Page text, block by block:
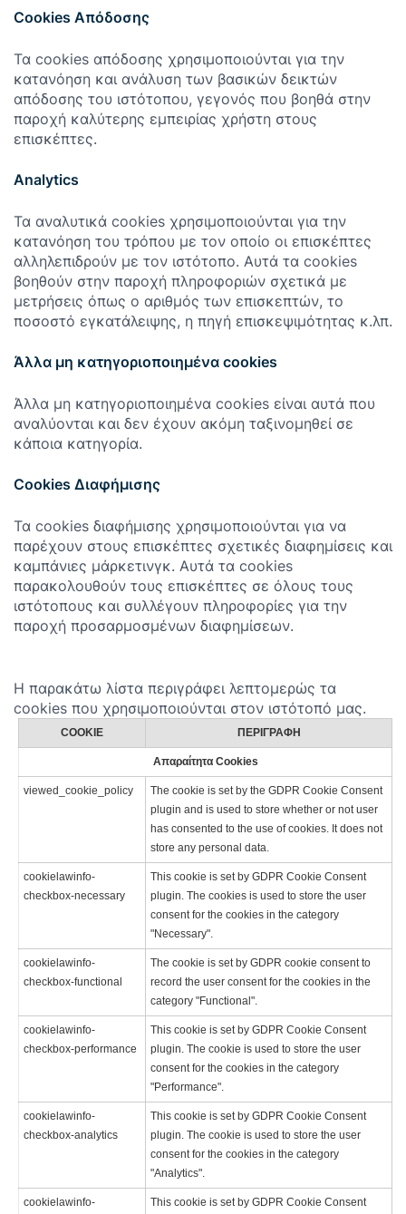
Cookies Aπόδοσης
Τα cookies απόδοσης χρησιμοποιούνται για την
κατανόηση και ανάλυση των βασικών δεικτών
απόδοσης του ιστότοπου, γεγονός που βοηθά στην
παροχή καλύτερης εμπειρίας χρήστη στους
επισκέπτες.
Analytics
Τα αναλυτικά cookies χρησιμοποιούνται για την
κατανόηση του τρόπου με τον οποίο οι επισκέπτες
αλληλεπιδρούν με τον ιστότοπο. Αυτά τα cookies
βοηθούν στην παροχή πληροφοριών σχετικά με
μετρήσεις όπως ο αριθμός των επισκεπτών, το
ποσοστό εγκατάλειψης, η πηγή επισκεψιμότητας κ.λπ.
Άλλα μη κατηγοριοποιημένα cookies
Άλλα μη κατηγοριοποιημένα cookies είναι αυτά που
αναλύονται και δεν έχουν ακόμη ταξινομηθεί σε
κάποια κατηγορία.
Cookies Διαφήμισης
Τα cookies διαφήμισης χρησιμοποιούνται για να
παρέχουν στους επισκέπτες σχετικές διαφημίσεις και
καμπάνιες μάρκετινγκ. Αυτά τα cookies
παρακολουθούν τους επισκέπτες σε όλους τους
ιστότοπους και συλλέγουν πληροφορίες για την
παροχή προσαρμοσμένων διαφημίσεων.
Η παρακάτω λίστα περιγράφει λεπτομερώς τα
cookies που χρησιμοποιούνται στον ιστότοπό μας.
COOKIE ΠΕΡΙΓΡΑΦΉ
Απαραίτητα Cookies
viewed_cookie_policy
The cookie is set by the GDPR Cookie Consent
plugin and is used to store whether or not user
has consented to the use of cookies. It does not
store any personal data.
cookielawinfo-
checkbox-necessary
This cookie is set by GDPR Cookie Consent
plugin. The cookies is used to store the user
consent for the cookies in the category
"Necessary".
cookielawinfo-
checkbox-functional
The cookie is set by GDPR cookie consent to
record the user consent for the cookies in the
category "Functional".
cookielawinfo-
checkbox-performance
This cookie is set by GDPR Cookie Consent
plugin. The cookie is used to store the user
consent for the cookies in the category
"Performance".
cookielawinfo-
checkbox-analytics
This cookie is set by GDPR Cookie Consent
plugin. The cookie is used to store the user
consent for the cookies in the category
"Analytics".
cookielawinfo-
This cookie is set by GDPR Cookie Consent